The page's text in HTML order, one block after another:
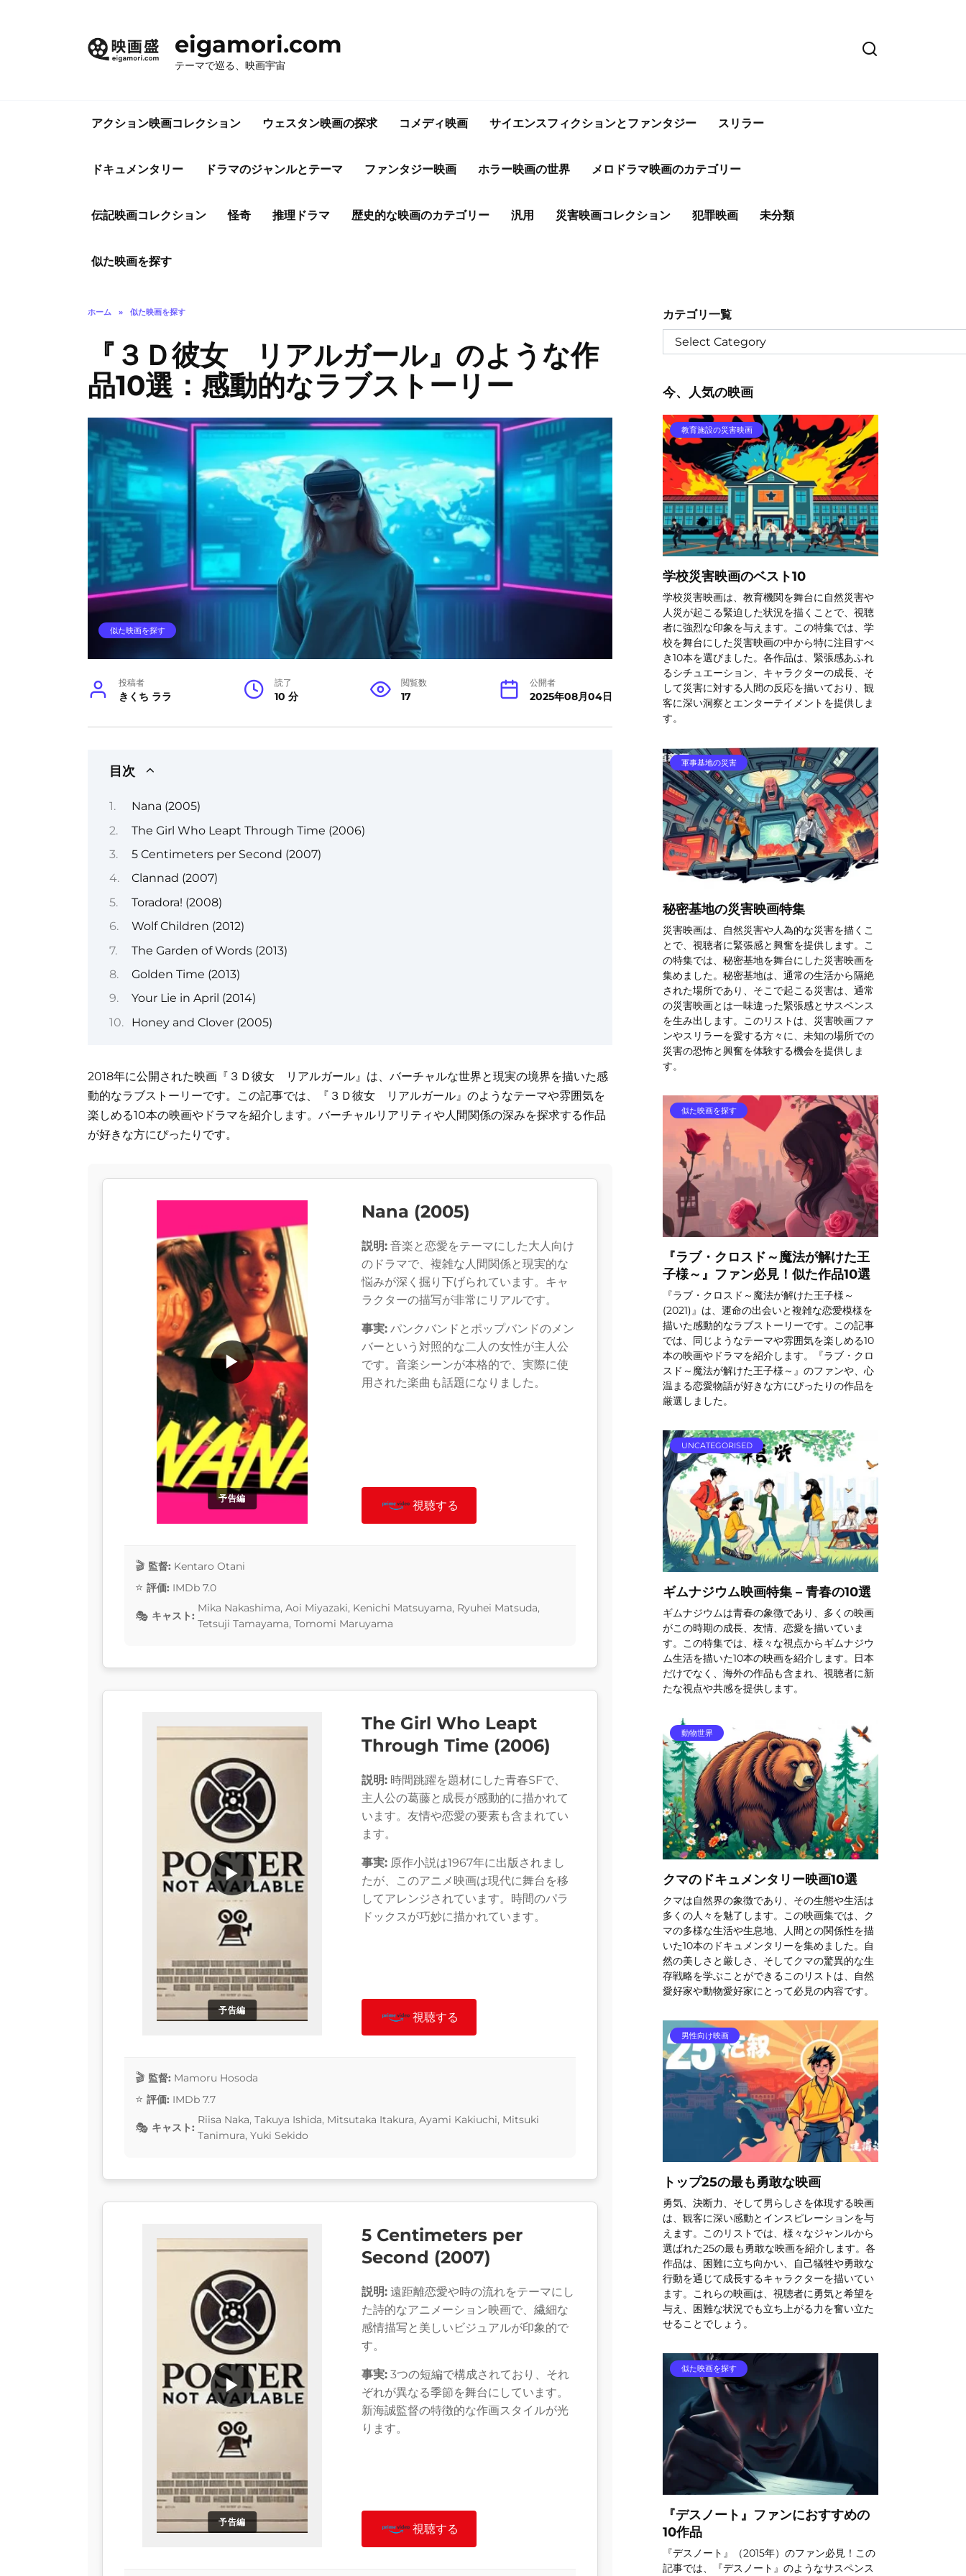
eigamori.com
テーマで巡る、映画宇宙
アクション映画コレクション ウェスタン映画の探求 コメディ映画 サイエンスフィクションとファンタジー スリラー
ドキュメンタリー ドラマのジャンルとテーマ ファンタジー映画 ホラー映画の世界 メロドラマ映画のカテゴリー
伝記映画コレクション 怪奇 推理ドラマ 歴史的な映画のカテゴリー 汎用 災害映画コレクション 犯罪映画 未分類
似た映画を探す
ホーム » 似た映画を探す
『３Ｄ彼女 リアルガール』のような作
品10選：感動的なラブストーリー
似た映画を探す
投稿者
きくち ララ
読了
10 分
閲覧数
17
公開者
2025年08月04日
目次
Nana (2005)
The Girl Who Leapt Through Time (2006)
5 Centimeters per Second (2007)
Clannad (2007)
Toradora! (2008)
Wolf Children (2012)
The Garden of Words (2013)
Golden Time (2013)
Your Lie in April (2014)
Honey and Clover (2005)
2018年に公開された映画『３Ｄ彼女 リアルガール』は、バーチャルな世界と現実の境界を描いた感
動的なラブストーリーです。この記事では、『３Ｄ彼女 リアルガール』のようなテーマや雰囲気を
楽しめる10本の映画やドラマを紹介します。バーチャルリアリティや人間関係の深みを探求する作品
が好きな方にぴったりです。
予告編
▶
Nana (2005)
説明: 音楽と恋愛をテーマにした大人向け
のドラマで、複雑な人間関係と現実的な
悩みが深く掘り下げられています。キャ
ラクターの描写が非常にリアルです。
事実: パンクバンドとポップバンドのメン
バーという対照的な二人の女性が主人公
です。音楽シーンが本格的で、実際に使
用された楽曲も話題になりました。
視聴する
監督: Kentaro Otani
評価: IMDb 7.0
キャスト:
Mika Nakashima, Aoi Miyazaki, Kenichi Matsuyama, Ryuhei Matsuda,
Tetsuji Tamayama, Tomomi Maruyama
予告編
▶
The Girl Who Leapt
Through Time (2006)
説明: 時間跳躍を題材にした青春SFで、
主人公の葛藤と成長が感動的に描かれて
います。友情や恋愛の要素も含まれてい
ます。
事実: 原作小説は1967年に出版されまし
たが、このアニメ映画は現代に舞台を移
してアレンジされています。時間のパラ
ドックスが巧妙に描かれています。
視聴する
監督: Mamoru Hosoda
評価: IMDb 7.7
キャスト:
Riisa Naka, Takuya Ishida, Mitsutaka Itakura, Ayami Kakiuchi, Mitsuki
Tanimura, Yuki Sekido
予告編
▶
5 Centimeters per
Second (2007)
説明: 遠距離恋愛や時の流れをテーマにし
た詩的なアニメーション映画で、繊細な
感情描写と美しいビジュアルが印象的で
す。
事実: 3つの短編で構成されており、それ
ぞれが異なる季節を舞台にしています。
新海誠監督の特徴的な作画スタイルが光
ります。
視聴する
カテゴリ一覧
今、人気の映画
教育施設の災害映画
学校災害映画のベスト10
学校災害映画は、教育機関を舞台に自然災害や
人災が起こる緊迫した状況を描くことで、視聴
者に強烈な印象を与えます。この特集では、学
校を舞台にした災害映画の中から特に注目すべ
き10本を選びました。各作品は、緊張感あふれ
るシチュエーション、キャラクターの成長、そ
して災害に対する人間の反応を描いており、観
客に深い洞察とエンターテイメントを提供しま
す。
軍事基地の災害
秘密基地の災害映画特集
災害映画は、自然災害や人為的な災害を描くこ
とで、視聴者に緊張感と興奮を提供します。こ
の特集では、秘密基地を舞台にした災害映画を
集めました。秘密基地は、通常の生活から隔絶
された場所であり、そこで起こる災害は、通常
の災害映画とは一味違った緊張感とサスペンス
を生み出します。このリストは、災害映画ファ
ンやスリラーを愛する方々に、未知の場所での
災害の恐怖と興奮を体験する機会を提供しま
す。
似た映画を探す
『ラブ・クロスド～魔法が解けた王
子様～』ファン必見！似た作品10選
『ラブ・クロスド～魔法が解けた王子様～
(2021)』は、運命の出会いと複雑な恋愛模様を
描いた感動的なラブストーリーです。この記事
では、同じようなテーマや雰囲気を楽しめる10
本の映画やドラマを紹介します。『ラブ・クロ
スド～魔法が解けた王子様～』のファンや、心
温まる恋愛物語が好きな方にぴったりの作品を
厳選しました。
UNCATEGORISED
ギムナジウム映画特集 – 青春の10選
ギムナジウムは青春の象徴であり、多くの映画
がこの時期の成長、友情、恋愛を描いていま
す。この特集では、様々な視点からギムナジウ
ム生活を描いた10本の映画を紹介します。日本
だけでなく、海外の作品も含まれ、視聴者に新
たな視点や共感を提供します。
動物世界
クマのドキュメンタリー映画10選
クマは自然界の象徴であり、その生態や生活は
多くの人々を魅了します。この映画集では、ク
マの多様な生活や生息地、人間との関係性を描
いた10本のドキュメンタリーを集めました。自
然の美しさと厳しさ、そしてクマの驚異的な生
存戦略を学ぶことができるこのリストは、自然
愛好家や動物愛好家にとって必見の内容です。
男性向け映画
トップ25の最も勇敢な映画
勇気、決断力、そして男らしさを体現する映画
は、観客に深い感動とインスピレーションを与
えます。このリストでは、様々なジャンルから
選ばれた25の最も勇敢な映画を紹介します。各
作品は、困難に立ち向かい、自己犠牲や勇敢な
行動を通じて成長するキャラクターを描いてい
ます。これらの映画は、視聴者に勇気と希望を
与え、困難な状況でも立ち上がる力を奮い立た
せることでしょう。
似た映画を探す
『デスノート』ファンにおすすめの
10作品
『デスノート』（2015年）のファン必見！この
記事では、『デスノート』のようなサスペンス